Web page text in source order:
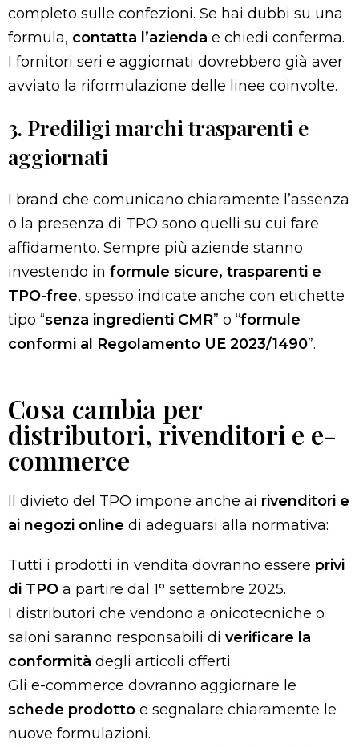
completo sulle confezioni. Se hai dubbi su una
formula, contatta l’azienda e chiedi conferma.
I fornitori seri e aggiornati dovrebbero già aver
avviato la riformulazione delle linee coinvolte.
3. Prediligi marchi trasparenti e
aggiornati
I brand che comunicano chiaramente l’assenza
o la presenza di TPO sono quelli su cui fare
affidamento. Sempre più aziende stanno
investendo in formule sicure, trasparenti e
TPO-free, spesso indicate anche con etichette
tipo “senza ingredienti CMR” o “formule
conformi al Regolamento UE 2023/1490”.
Cosa cambia per
distributori, rivenditori e e-
commerce
Il divieto del TPO impone anche ai rivenditori e
ai negozi online di adeguarsi alla normativa:
Tutti i prodotti in vendita dovranno essere privi
di TPO a partire dal 1° settembre 2025.
I distributori che vendono a onicotecniche o
saloni saranno responsabili di verificare la
conformità degli articoli offerti.
Gli e-commerce dovranno aggiornare le
schede prodotto e segnalare chiaramente le
nuove formulazioni.